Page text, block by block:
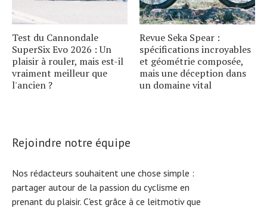
Test du Cannondale
SuperSix Evo 2026 : Un
plaisir à rouler, mais est-il
vraiment meilleur que
l'ancien ?
Revue Seka Spear :
spécifications incroyables
et géométrie composée,
mais une déception dans
un domaine vital
Rejoindre notre équipe
Nos rédacteurs souhaitent une chose simple :
partager autour de la passion du cyclisme en
prenant du plaisir. C'est grâce à ce leitmotiv que